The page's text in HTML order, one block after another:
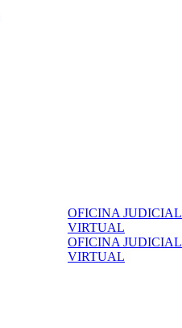
OFICINA JUDICIAL
VIRTUAL
OFICINA JUDICIAL
VIRTUAL